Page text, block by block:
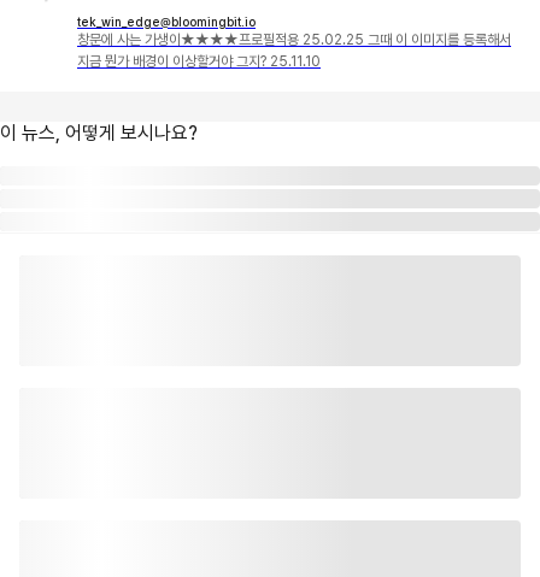
tek_win_edge@bloomingbit.io
창문에 사는 가생이★★★★프로필적용 25.02.25 그때 이 이미지를 등록해서
지금 뭔가 배경이 이상할거야 그지? 25.11.10
이 뉴스, 어떻게 보시나요?